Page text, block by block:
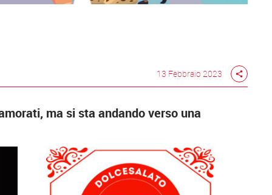
13 Febbraio 2023 share
ma si sta andando verso una